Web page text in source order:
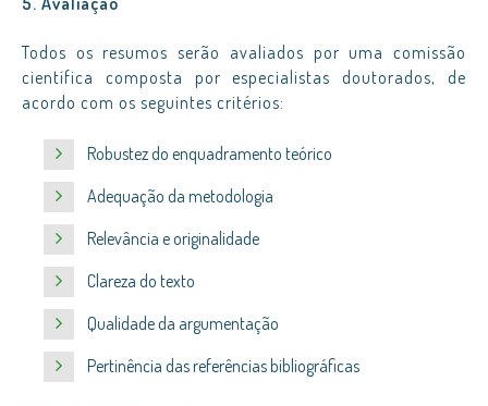
Todos os resumos serão avaliados por uma comissão
científica composta por especialistas doutorados, de
acordo com os seguintes critérios:
Robustez do enquadramento teórico
Adequação da metodologia
Relevância e originalidade
Clareza do texto
Qualidade da argumentação
Pertinência das referências bibliográficas